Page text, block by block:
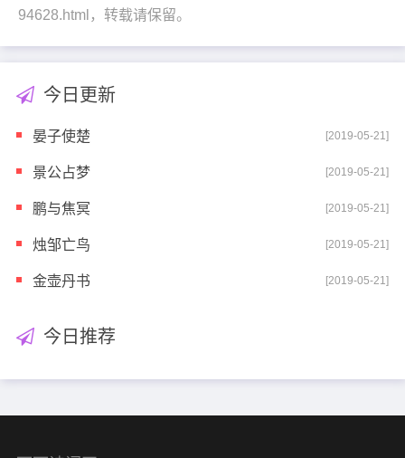
94628.html，转载请保留。
今日更新
晏子使楚 [2019-05-21]
景公占梦 [2019-05-21]
鹏与焦冥 [2019-05-21]
烛邹亡鸟 [2019-05-21]
金壶丹书 [2019-05-21]
今日推荐